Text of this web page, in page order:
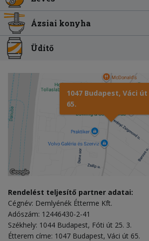
Ázsiai konyha
Üdítő
1047 Budapest, Váci út
65.
Rendelést teljesítő partner adatai:
Cégnév: Demlyénék Étterme Kft.
Adószám: 12446430-2-41
Székhely: 1044 Budapest, Fóti út 25. 3.
Étterem címe: 1047 Budapest, Váci út 65.